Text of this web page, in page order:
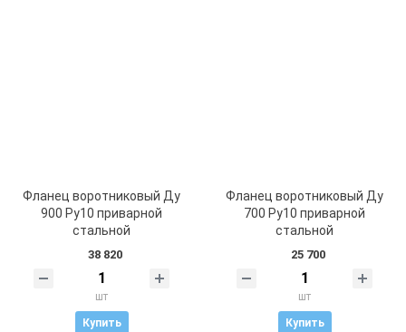
Фланец воротниковый Ду
900 Ру10 приварной
стальной
38 820
шт
Купить
Фланец воротниковый Ду
700 Ру10 приварной
стальной
25 700
шт
Купить